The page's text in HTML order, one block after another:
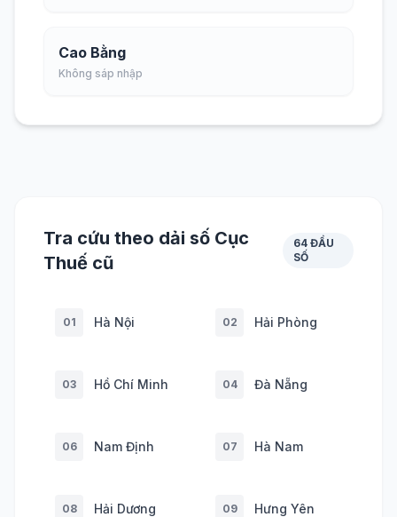
Cao Bằng
Không sáp nhập
Tra cứu theo dải số Cục
Thuế cũ
64 ĐẦU
SỐ
01 Hà Nội 02 Hải Phòng
03 Hồ Chí Minh 04 Đà Nẵng
06 Nam Định 07 Hà Nam
08 Hải Dương 09 Hưng Yên